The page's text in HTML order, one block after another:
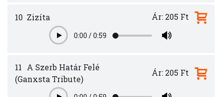
10 Zizíta
Play0:00 /0:59
Ár: 205 Ft
11
A Szerb Határ Felé
(Ganxsta Tribute)
Ár: 205 Ft